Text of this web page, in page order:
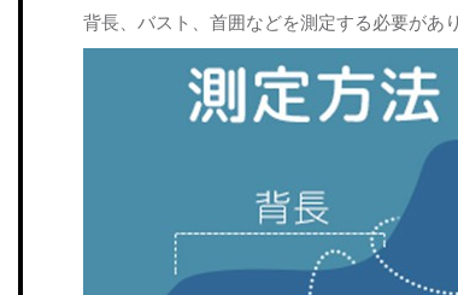
背長、バスト、首囲などを測定する必要があ